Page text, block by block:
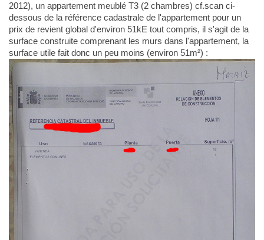
2012), un appartement meublé T3 (2 chambres) cf.scan ci-
dessous de la référence cadastrale de l'appartement pour un
prix de revient global d'environ 51kE tout compris, il s'agit de la
surface construite comprenant les murs dans l'appartement, la
surface utile fait donc un peu moins (environ 51m²) :